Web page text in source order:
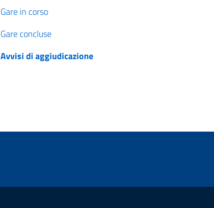
Gare in corso
Gare concluse
Avvisi di aggiudicazione